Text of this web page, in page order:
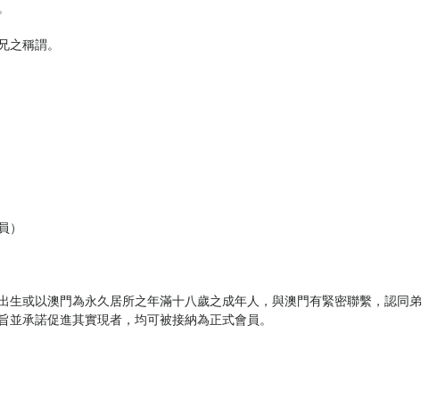
之稱謂。
）
生或以澳門為永久居所之年滿十八歲之成年人，與澳門有緊密聯繫，認同弟
並承諾促進其實現者，均可被接納為正式會員。